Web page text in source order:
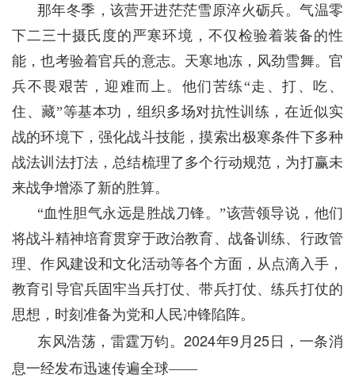
那年冬季，该营开进茫茫雪原淬火砺兵。气温零
下二三十摄氏度的严寒环境，不仅检验着装备的性
能，也考验着官兵的意志。天寒地冻，风劲雪舞。官
兵不畏艰苦，迎难而上。他们苦练“走、打、吃、
住、藏”等基本功，组织多场对抗性训练，在近似实
战的环境下，强化战斗技能，摸索出极寒条件下多种
战法训法打法，总结梳理了多个行动规范，为打赢未
来战争增添了新的胜算。
“血性胆气永远是胜战刀锋。”该营领导说，他们
将战斗精神培育贯穿于政治教育、战备训练、行政管
理、作风建设和文化活动等各个方面，从点滴入手，
教育引导官兵固牢当兵打仗、带兵打仗、练兵打仗的
思想，时刻准备为党和人民冲锋陷阵。
东风浩荡，雷霆万钧。2024年9 月25 日，一条消
息一经发布迅速传遍全球——